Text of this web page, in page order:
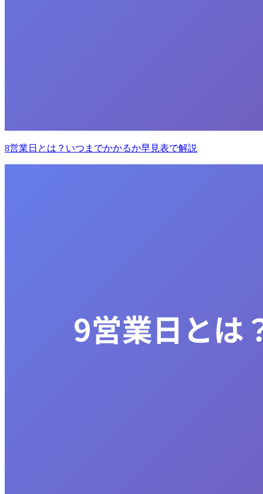
8営業日とは？いつまでかかるか早見表で解説